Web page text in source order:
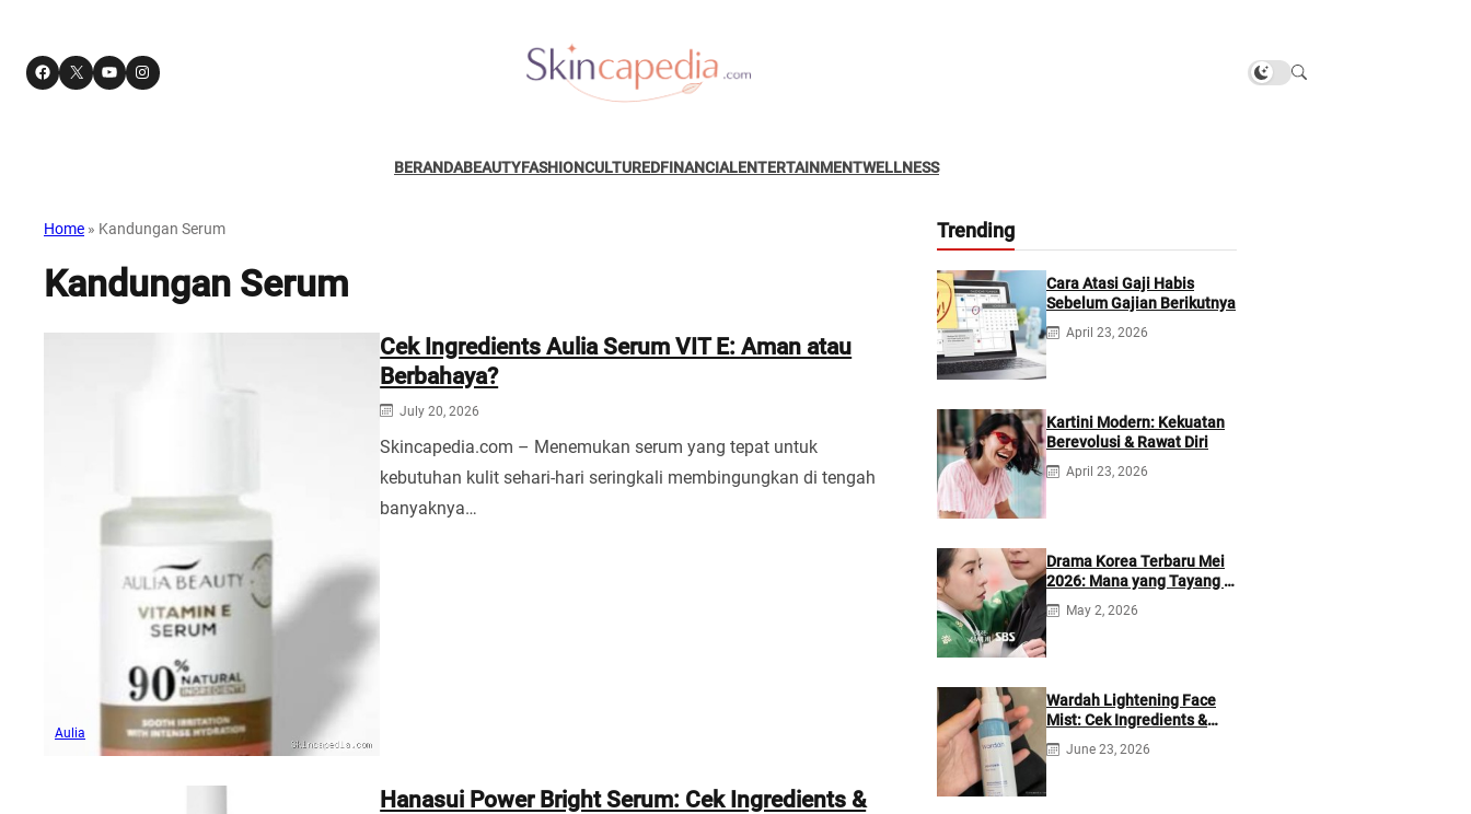
Facebook X YouTube Instagram
BERANDABEAUTYFASHIONCULTUREDFINANCIALENTERTAINMENTWELLNESS
Home » Kandungan Serum
Kandungan Serum
Aulia
Cek Ingredients Aulia Serum VIT E: Aman atau
Berbahaya?
July 20, 2026
Skincapedia.com – Menemukan serum yang tepat untuk
kebutuhan kulit sehari-hari seringkali membingungkan di tengah
banyaknya…
Hanasui Power Bright Serum: Cek Ingredients &
Trending
Cara Atasi Gaji Habis
Sebelum Gajian Berikutnya
April 23, 2026
Kartini Modern: Kekuatan
Berevolusi & Rawat Diri
April 23, 2026
Drama Korea Terbaru Mei
2026: Mana yang Tayang di
Netflix?
May 2, 2026
Wardah Lightening Face
Mist: Cek Ingredients &
Manfaatnya
June 23, 2026